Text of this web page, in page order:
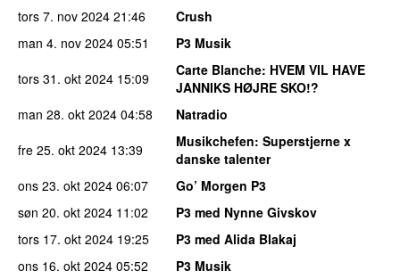
tors 7. nov 2024 21:46
Crush
man 4. nov 2024 05:51
P3 Musik
tors 31. okt 2024 15:09 Carte Blanche: HVEM VIL HAVE
JANNIKS HØJRE SKO!?
man 28. okt 2024 04:58
Natradio
fre 25. okt 2024 13:39 Musikchefen: Superstjerne x
danske talenter
ons 23. okt 2024 06:07
Go’ Morgen P3
søn 20. okt 2024 11:02
P3 med Nynne Givskov
tors 17. okt 2024 19:25
P3 med Alida Blakaj
ons 16. okt 2024 05:52
P3 Musik